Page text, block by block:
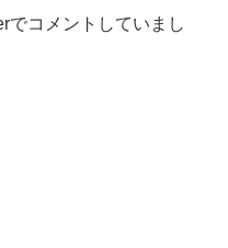
コメントしていまし